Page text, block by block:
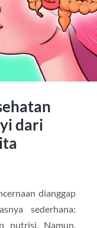
dari
dianggap
sederhana:
nutrisi. Namun,